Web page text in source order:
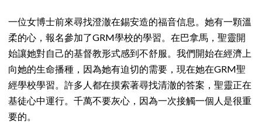
一位女博士前來尋找澄澈在錫安造的福音信息。她有一顆溫
柔的心，報名參加了GRM學校的學習。在巴拿馬，聖靈開
始讓她對自己的基督教形式感到不舒服。我們開始在經濟上
向她的生命播種，因為她有迫切的需要，現在她在GRM聖
經學校學習。許多人都在摸索著尋找清澈的答案，聖靈正在
基徒心中運行。千萬不要灰心，因為一次接觸一個人是很重
要的。